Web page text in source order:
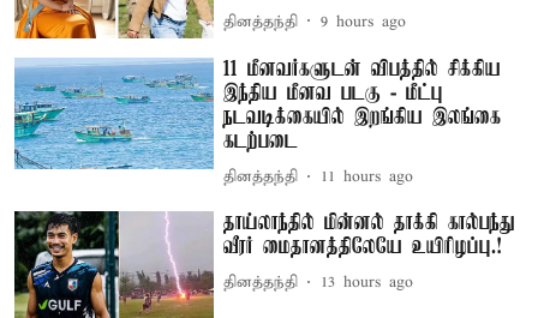
தினத்தந்தி 9 hours ago
11 மீனவர்களுடன் விபத்தில் சிக்கிய
இந்திய மீனவ படகு - மீட்பு
நடவடிக்கையில் இறங்கிய இலங்கை
கடற்படை
தினத்தந்தி 11 hours ago
தாய்லாந்தில் மின்னல் தாக்கி கால்பந்து
வீரர் மைதானத்திலேயே உயிரிழப்பு.!
தினத்தந்தி 13 hours ago